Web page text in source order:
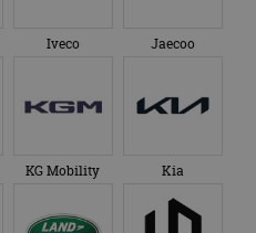
Iveco Jaecoo
KG Mobility Kia